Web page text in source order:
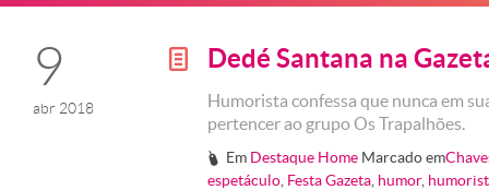
9
abr 2018
g Dedé Santana na
Humorista confessa que nunca em
pertencer ao grupo Os Trapalhões.
# Em Destaque Home Marcado em
espetáculo Festa Gazeta humor,